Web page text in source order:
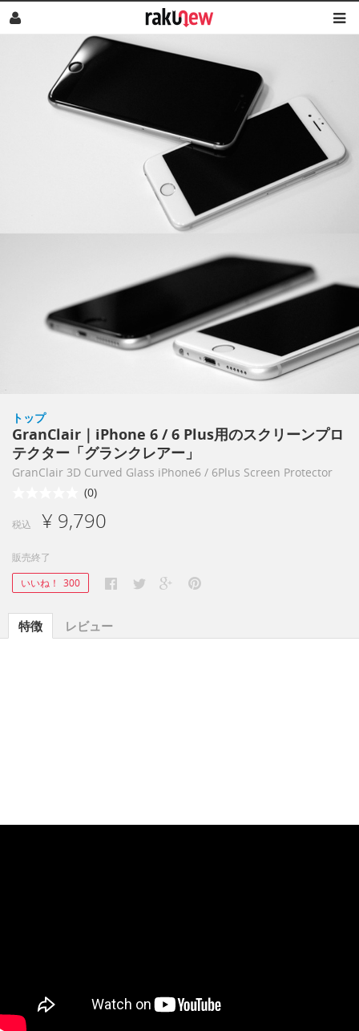
トップ
GranClair｜iPhone 6 / 6 Plus用のスクリーンプロ
テクター「グランクレアー」
GranClair 3D Curved Glass iPhone6 / 6Plus Screen Protector
(0)
税込 ¥ 9,790
販売終了
いいね！ 300
特徴 レビュー